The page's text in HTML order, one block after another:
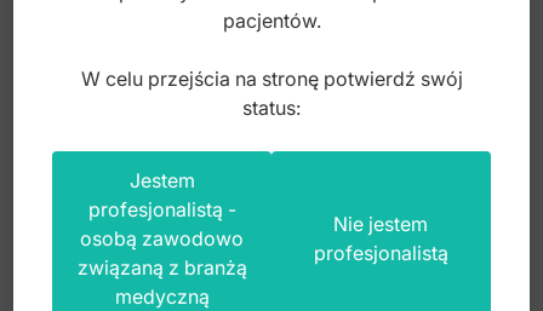
pacjentów.
W celu przejścia na stronę potwierdź swój
status:
Jestem
profesjonalistą -
osobą zawodowo
związaną z branżą
medyczną
Nie jestem
profesjonalistą